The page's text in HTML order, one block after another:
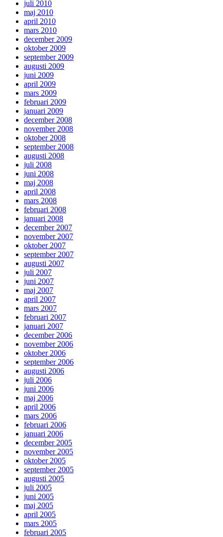
juli 2010
maj 2010
april 2010
mars 2010
december 2009
oktober 2009
september 2009
augusti 2009
juni 2009
april 2009
mars 2009
februari 2009
januari 2009
december 2008
november 2008
oktober 2008
september 2008
augusti 2008
juli 2008
juni 2008
maj 2008
april 2008
mars 2008
februari 2008
januari 2008
december 2007
november 2007
oktober 2007
september 2007
augusti 2007
juli 2007
juni 2007
maj 2007
april 2007
mars 2007
februari 2007
januari 2007
december 2006
november 2006
oktober 2006
september 2006
augusti 2006
juli 2006
juni 2006
maj 2006
april 2006
mars 2006
februari 2006
januari 2006
december 2005
november 2005
oktober 2005
september 2005
augusti 2005
juli 2005
juni 2005
maj 2005
april 2005
mars 2005
februari 2005